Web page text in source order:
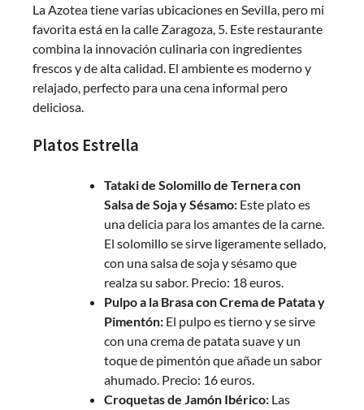
La Azotea tiene varias ubicaciones en Sevilla, pero mi
favorita está en la calle Zaragoza, 5. Este restaurante
combina la innovación culinaria con ingredientes
frescos y de alta calidad. El ambiente es moderno y
relajado, perfecto para una cena informal pero
deliciosa.
Platos Estrella
Tataki de Solomillo de Ternera con
Salsa de Soja y Sésamo: Este plato es
una delicia para los amantes de la carne.
El solomillo se sirve ligeramente sellado,
con una salsa de soja y sésamo que
realza su sabor. Precio: 18 euros.
Pulpo a la Brasa con Crema de Patata y
Pimentón: El pulpo es tierno y se sirve
con una crema de patata suave y un
toque de pimentón que añade un sabor
ahumado. Precio: 16 euros.
Croquetas de Jamón Ibérico: Las